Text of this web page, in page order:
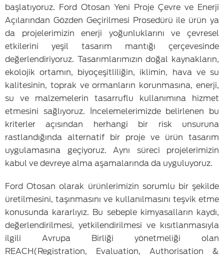
başlatıyoruz. Ford Otosan Yeni Proje Çevre ve Enerji
Açılarından Gözden Geçirilmesi Prosedürü ile ürün ya
da projelerimizin enerji yoğunluklarını ve çevresel
etkilerini yeşil tasarım mantığı çerçevesinde
değerlendiriyoruz. Tasarımlarımızın doğal kaynakların,
ekolojik ortamın, biyoçeşitliliğin, iklimin, hava ve su
kalitesinin, toprak ve ormanların korunmasına, enerji,
su ve malzemelerin tasarruflu kullanımına hizmet
etmesini sağlıyoruz. İncelemelerimizde belirlenen bu
kriterler açısından herhangi bir risk unsuruna
rastlandığında alternatif bir proje ve ürün tasarım
uygulamasına geçiyoruz. Aynı süreci projelerimizin
kabul ve devreye alma aşamalarında da uyguluyoruz.
Ford Otosan olarak ürünlerimizin sorumlu bir şekilde
üretilmesini, taşınmasını ve kullanılmasını teşvik etme
konusunda kararlıyız. Bu sebeple kimyasalların kaydı,
değerlendirilmesi, yetkilendirilmesi ve kısıtlanmasıyla
ilgili Avrupa Birliği yönetmeliği olan
REACH(Registration, Evaluation, Authorisation &